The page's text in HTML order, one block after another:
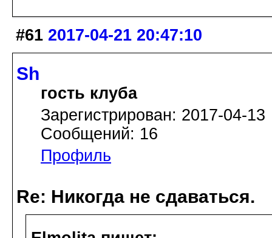
#61 2017-04-21 20:47:10
Sh
гость клуба
Зарегистрирован: 2017-04-13
Сообщений: 16
Профиль
Re: Никогда не сдаваться.